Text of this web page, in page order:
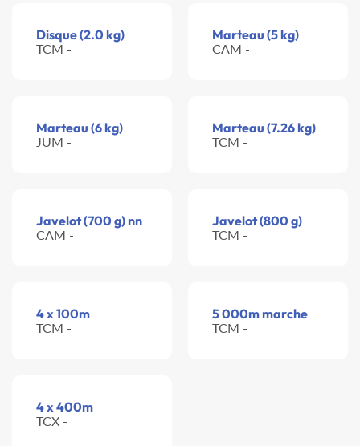
Disque (2.0 kg)
TCM -
Marteau (5 kg)
CAM -
Marteau (6 kg)
JUM -
Marteau (7.26 kg)
TCM -
Javelot (700 g) nn
CAM -
Javelot (800 g)
TCM -
4 x 100m
TCM -
5 000m marche
TCM -
4 x 400m
TCX -